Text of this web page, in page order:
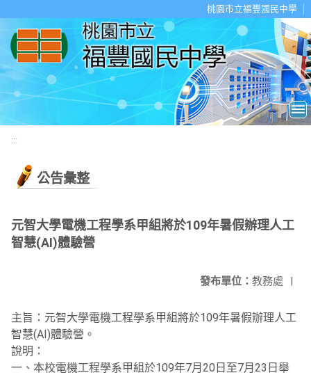
桃園市立福豐國民中學
:::
公告彙整
元智大學電機工程學系甲組將於109年暑假辦理人工
智慧(AI)體驗營
發布單位： 教務處 |
主旨：元智大學電機工程學系甲組將於109年暑假辦理人工
智慧(AI)體驗營。
說明：
一、本校電機工程學系甲組於109年7月20日至7月23日舉